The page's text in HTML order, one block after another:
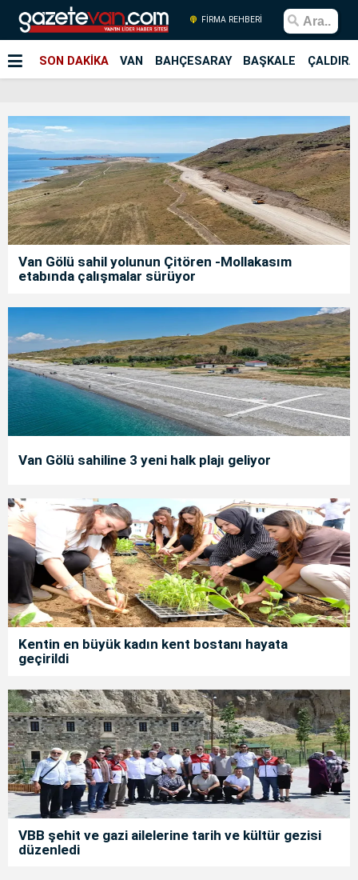
FİRMA REHBERİ
SON DAKİKA VAN BAHÇESARAY BAŞKALE
Van Gölü sahil yolunun Çitören -Mollakasım
etabında çalışmalar sürüyor
Van Gölü sahiline 3 yeni halk plajı geliyor
Kentin en büyük kadın kent bostanı hayata
geçirildi
VBB şehit ve gazi ailelerine tarih ve kültür gezisi
düzenledi